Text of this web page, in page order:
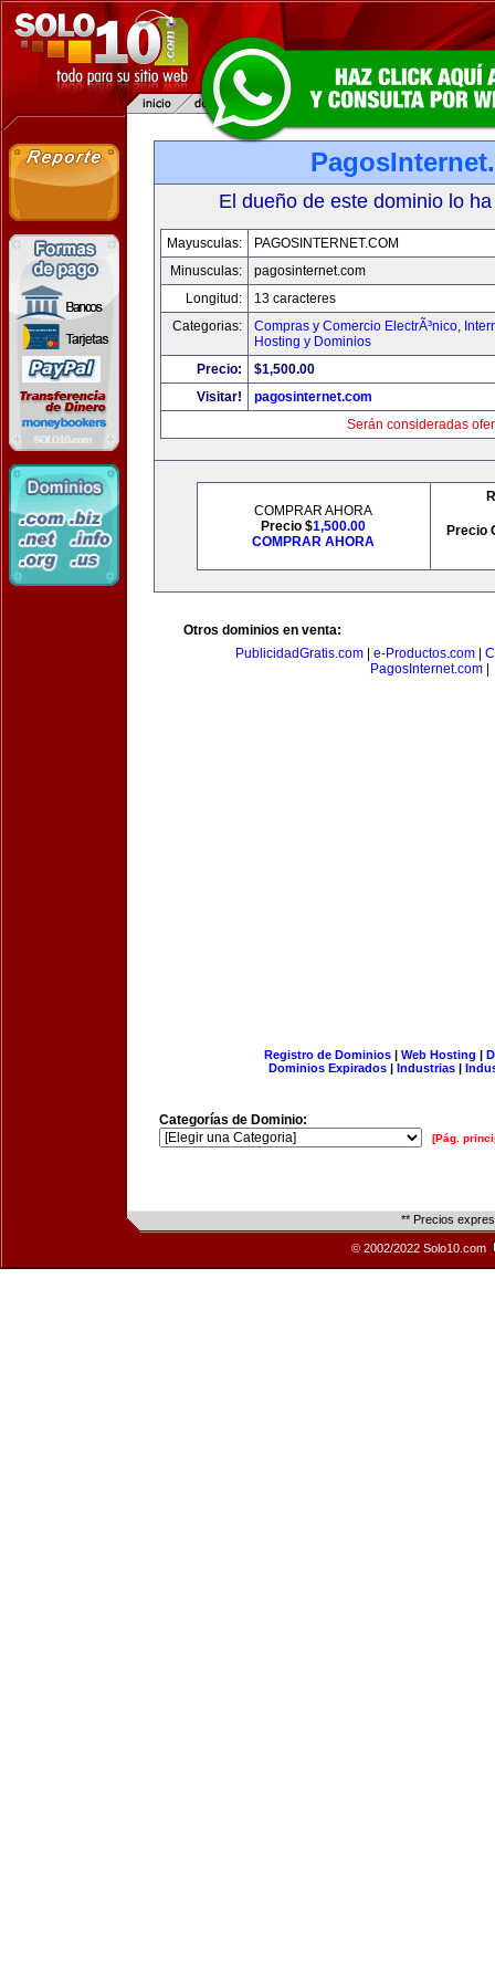
El dueño de este dominio lo
Mayusculas:
PAGOSINTERNET.COM
Minusculas:
pagosinternet.com
Longitud:
13 caracteres
Categorias:
Compras y Comercio ElectrÃ³nico,
Hosting y Dominios
Precio:
$1,500.00
Visitar!
pagosinternet.com
Serán consideradas
COMPRAR AHORA
Precio $1,500.00
COMPRAR AHORA
Precio
Otros dominios en venta:
PublicidadGratis.com
e-Productos.com
PagosInternet.com
Registro de Dominios| Web Hosting |
Dominios Expirados | Industrias |
Categorías de Dominio:
[Pág.
** Precios
© 2002/2022 Solo10.com